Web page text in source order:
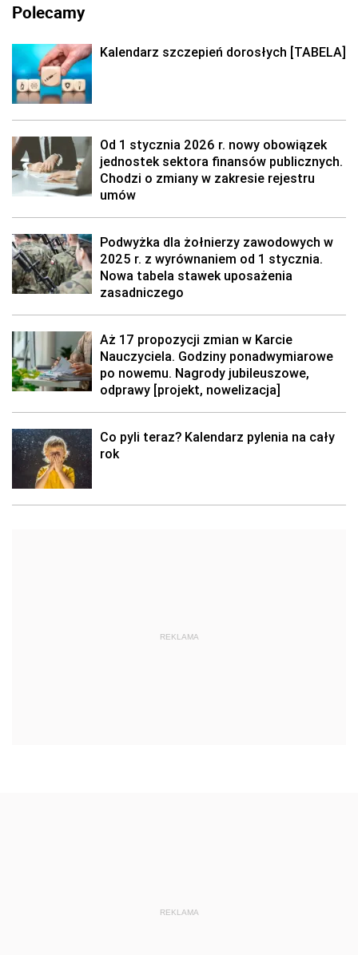
Polecamy
Kalendarz szczepień dorosłych [TABELA]
Od 1 stycznia 2026 r. nowy obowiązek
jednostek sektora finansów publicznych.
Chodzi o zmiany w zakresie rejestru
umów
Podwyżka dla żołnierzy zawodowych w
2025 r. z wyrównaniem od 1 stycznia.
Nowa tabela stawek uposażenia
zasadniczego
Aż 17 propozycji zmian w Karcie
Nauczyciela. Godziny ponadwymiarowe
po nowemu. Nagrody jubileuszowe,
odprawy [projekt, nowelizacja]
Co pyli teraz? Kalendarz pylenia na cały
rok
REKLAMA
REKLAMA